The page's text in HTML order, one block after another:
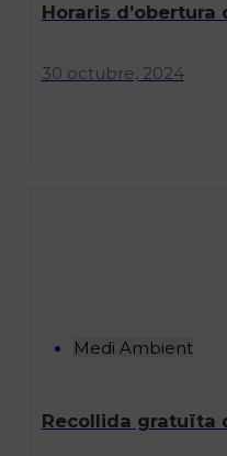
Horaris
30 octubre, 2024
Medi Ambient
Recollida gratuïta